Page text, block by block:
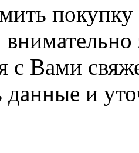
покупку
с Вами
данные и